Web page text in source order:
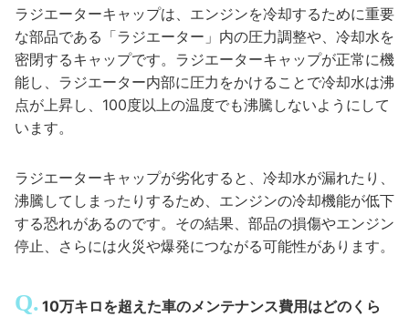
ラジエーターキャップは、エンジンを冷却するために重要
な部品である「ラジエーター」内の圧力調整や、冷却水を
密閉するキャップです。ラジエーターキャップが正常に機
能し、ラジエーター内部に圧力をかけることで冷却水は沸
点が上昇し、100度以上の温度でも沸騰しないようにして
います。
ラジエーターキャップが劣化すると、冷却水が漏れたり、
沸騰してしまったりするため、エンジンの冷却機能が低下
する恐れがあるのです。その結果、部品の損傷やエンジン
停止、さらには火災や爆発につながる可能性があります。
10万キロを超えた車のメンテナンス費用はどのくら